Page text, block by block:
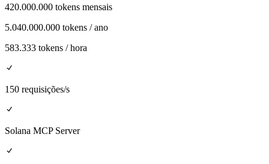
420.000.000 tokens mensais
5.040.000.000 tokens / ano
583.333 tokens / hora
150 requisições/s
Solana MCP Server